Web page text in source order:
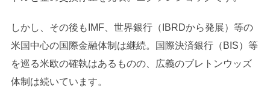
しかし、その後もIMF、世界銀行（IBRDから発展）等の
米国中心の国際金融体制は継続。国際決済銀行（BIS）等
を巡る米欧の確執はあるものの、広義のブレトンウッズ
体制は続いています。